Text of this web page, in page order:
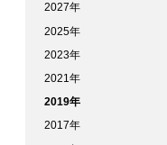
2027年
2025年
2023年
2021年
2019年
2017年